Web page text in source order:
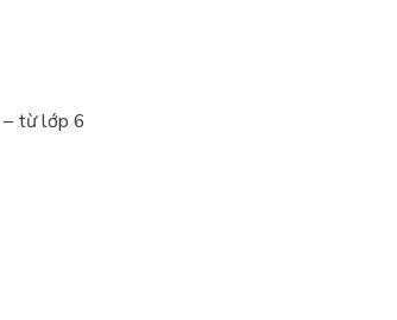
– từ lớp 6